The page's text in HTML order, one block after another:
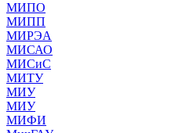
МИПО
МИПП
МИРЭА
МИСАО
МИСиС
МИТУ
МИУ
МИУ
МИФИ